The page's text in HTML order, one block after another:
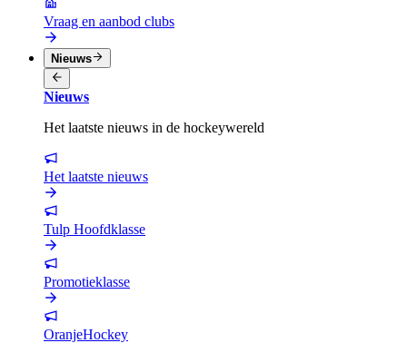
Vraag en aanbod clubs
Nieuws
Nieuws
Het laatste nieuws in de hockeywereld
Het laatste nieuws
Tulp Hoofdklasse
Promotieklasse
OranjeHockey